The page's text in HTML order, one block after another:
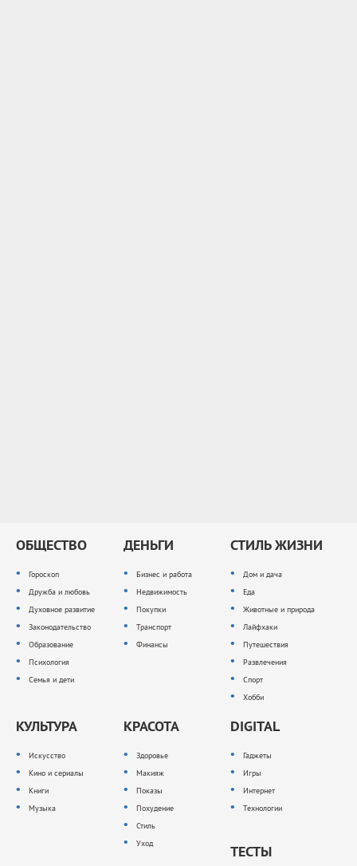
ОБЩЕСТВО
Гороскоп
Дружба и любовь
Духовное развитие
Законодательство
Образование
Психология
Семья и дети
ДЕНЬГИ
Бизнес и работа
Недвижимость
Покупки
Транспорт
Финансы
СТИЛЬ ЖИЗНИ
Дом и дача
Еда
Животные и природа
Лайфхаки
Путешествия
Развлечения
Спорт
Хобби
КУЛЬТУРА
Искусство
Кино и сериалы
Книги
Музыка
КРАСОТА
Здоровье
Макияж
Показы
Похудение
Стиль
Уход
DIGITAL
Гаджеты
Игры
Интернет
Технологии
ТЕСТЫ